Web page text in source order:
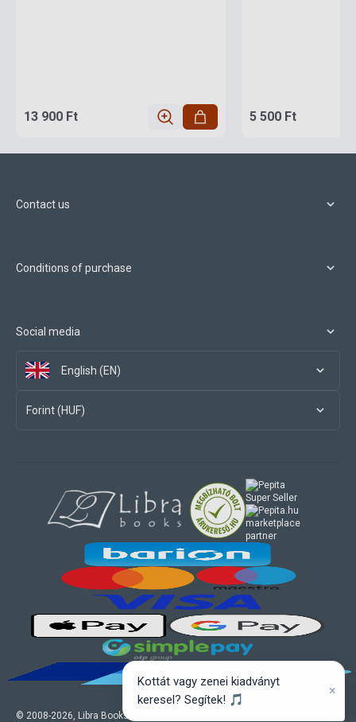
13 900 Ft 5 500 Ft
Contact us
Conditions of purchase
Social media
English (EN)
Forint (HUF)
© 2008-2026 , Libra Books Ltd. All rights reserved.
marketplace
partner
Kottát vagy zenei kiadványt
keresel? Segítek! 🎵
×